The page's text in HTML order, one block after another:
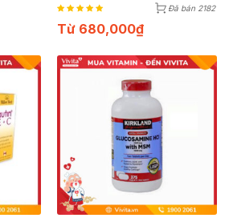
Đã bán 2182
Từ 680,000₫